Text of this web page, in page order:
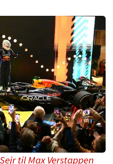
til Max Verstappen